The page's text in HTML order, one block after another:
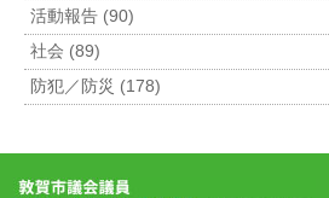
活動報告 (90)
社会 (89)
防犯／防災 (178)